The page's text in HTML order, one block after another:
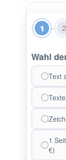
1 2
Wahl
Text
1
€)